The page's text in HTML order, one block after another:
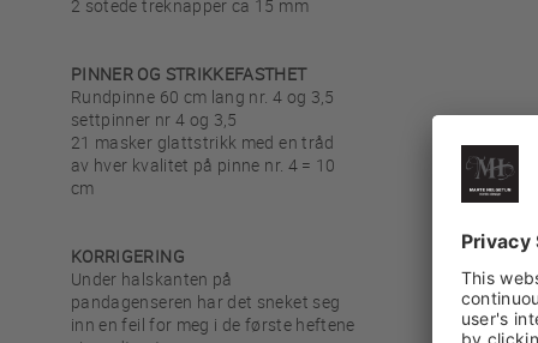
2 sotede treknapper ca 15 mm
PINNER OG STRIKKEFASTHET
Rundpinne 60 cm lang nr. 4 og 3,5
settpinner nr 4 og 3,5
21 masker glattstrikk med en tråd
av hver kvalitet på pinne nr. 4 = 10
cm
KORRIGERING
Under halskanten på
pandagenseren har det sneket seg
inn en feil for meg i de første heftene